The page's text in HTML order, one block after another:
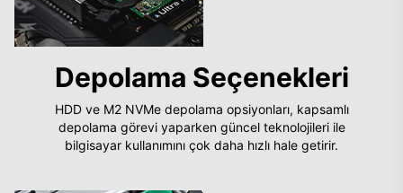
Depolama Seçenekleri
HDD ve M2 NVMe depolama opsiyonları, kapsamlı
depolama görevi yaparken güncel teknolojileri ile
bilgisayar kullanımını çok daha hızlı hale getirir.